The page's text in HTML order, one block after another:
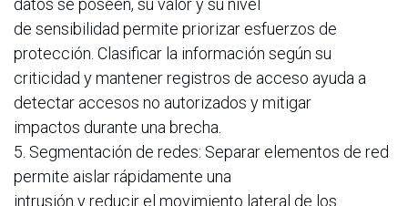
datos se poseen, su valor y su nivel
de sensibilidad permite priorizar esfuerzos de
protección. Clasificar la información según su
criticidad y mantener registros de acceso ayuda a
detectar accesos no autorizados y mitigar
impactos durante una brecha.
5. Segmentación de redes: Separar elementos de red
permite aislar rápidamente una
intrusión y reducir el movimiento lateral de los